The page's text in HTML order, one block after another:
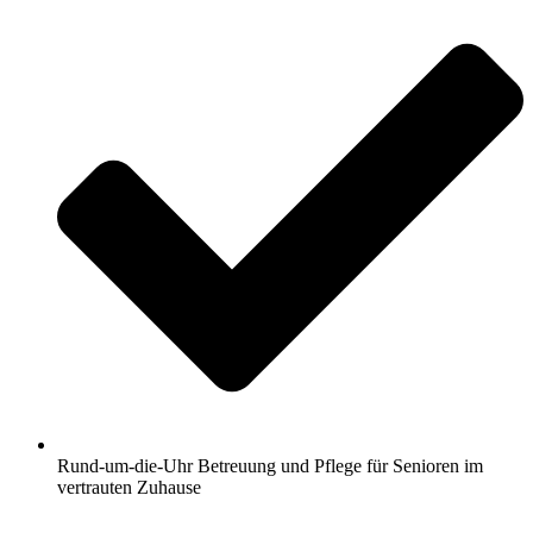
Rund-um-die-Uhr Betreuung und Pflege für Senioren im
vertrauten Zuhause